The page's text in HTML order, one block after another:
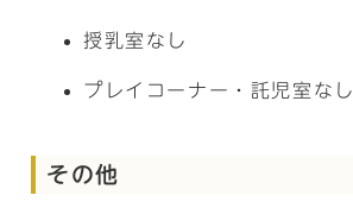
授乳室なし
プレイコーナー・託児室なし
その他